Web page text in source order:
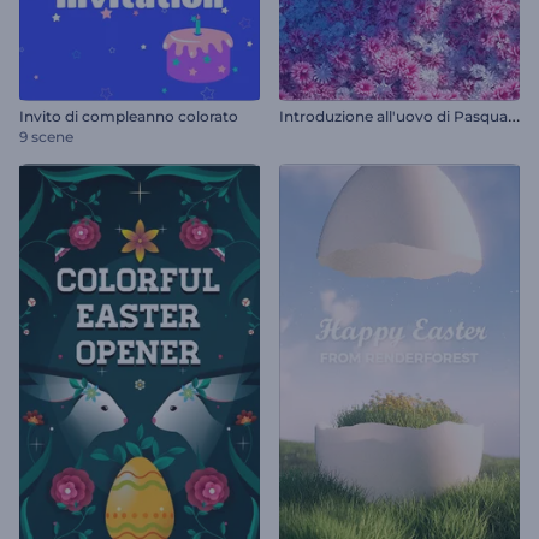
Invito di compleanno colorato
9 scene
I
ntroduzione all'uovo di Pasqua fiorito